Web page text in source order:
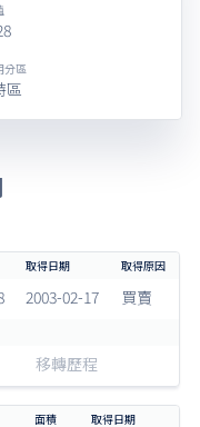
分區
區
2003-02-17 買賣
移轉歷程